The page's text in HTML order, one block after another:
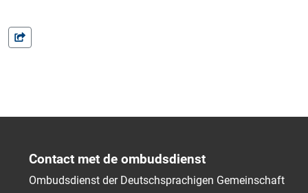
Contact met de ombudsdienst
Ombudsdienst der Deutschsprachigen Gemeinschaft